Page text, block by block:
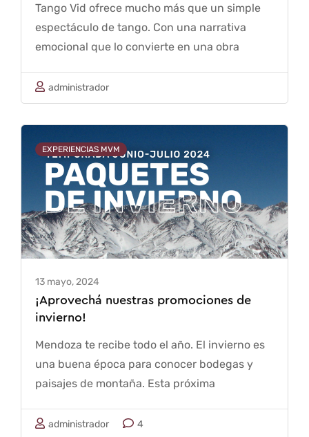
Tango Vid ofrece mucho más que un simple
espectáculo de tango. Con una narrativa
emocional que lo convierte en una obra
auténtico viaje musical a través de la historia
y la evolución del tango argentino. Te
invitamos …
administrador
EXPERIENCIAS MVM
13 mayo, 2024
¡Aprovechá nuestras promociones de
invierno!
Mendoza te recibe todo el año. El invierno es
una buena época para conocer bodegas y
paisajes de montaña. Esta próxima
degustes buenos vinos y gastronomía en
administrador 4